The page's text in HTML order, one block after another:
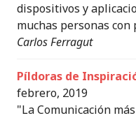
dispositivos y
muchas personas
Carlos Ferragut
Píldoras de
febrero, 2019
"La Comunicación